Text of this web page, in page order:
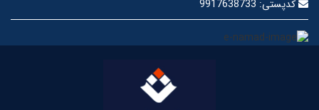
کدپستی: 9917638733